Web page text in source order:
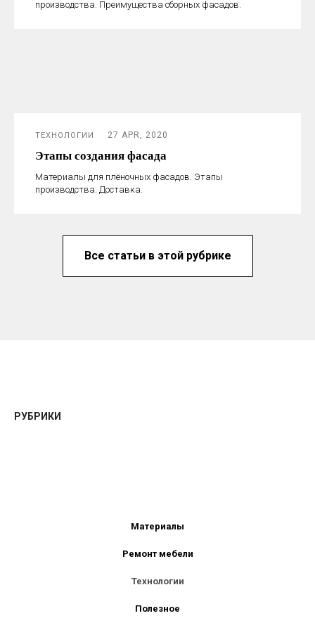
производства. Преимущества сборных фасадов.
ТЕХНОЛОГИИ 27 APR, 2020
Этапы создания фасада
Материалы для плёночных фасадов. Этапы
производства. Доставка.
Все статьи в этой рубрике
РУБРИКИ
Материалы
Ремонт мебели
Технологии
Полезное